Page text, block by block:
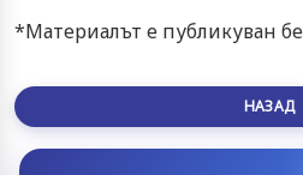
*Материалът е публикуван
НАЗАД